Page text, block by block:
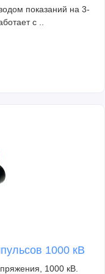
показаний на 3-
с ..
1000 кВ
1000 кВ.